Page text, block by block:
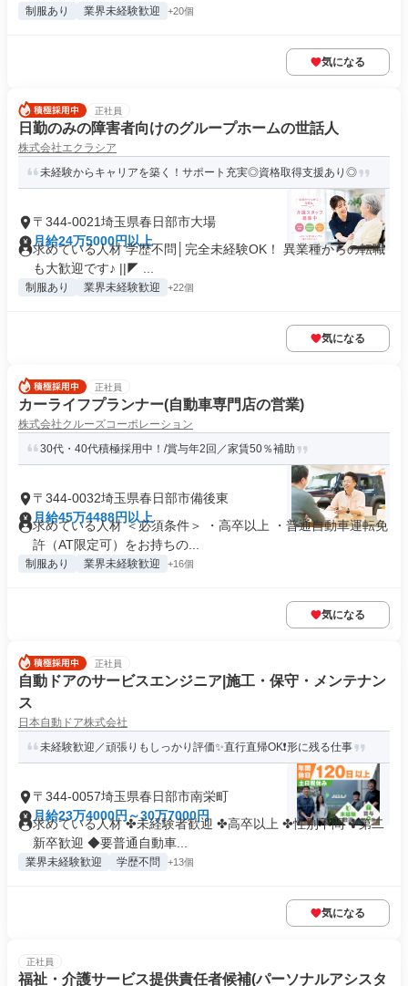
制服あり 業界未経験歓迎 +20個
気になる
正社員
日勤のみの障害者向けのグループホームの世話人
株式会社エクラシア
未経験からキャリアを築く！サポート充実◎資格取得支援あり◎
〒344-0021埼玉県春日部市大場
月給24万5000円以上
求めている人材 学歴不問│完全未経験OK！ 異業種からの転職
も大歓迎です♪ ||◤ ...
制服あり 業界未経験歓迎 +22個
気になる
正社員
カーライフプランナー(自動車専門店の営業)
株式会社クルーズコーポレーション
30代・40代積極採用中！/賞与年2回／家賃50％補助
〒344-0032埼玉県春日部市備後東
月給45万4488円以上
求めている人材 ＜必須条件＞ ・高卒以上 ・普通自動車運転免
許（AT限定可）をお持ちの...
制服あり 業界未経験歓迎 +16個
気になる
正社員
自動ドアのサービスエンジニア|施工・保守・メンテナン
ス
日本自動ドア株式会社
未経験歓迎／頑張りもしっかり評価✨直行直帰OK❗形に残る仕事
〒344-0057埼玉県春日部市南栄町
月給23万4000円～30万7000円
求めている人材 ✤未経験者歓迎 ✤高卒以上 ✤性別不問 ✤第二
新卒歓迎 ◆要普通自動車...
業界未経験歓迎 学歴不問 +13個
気になる
正社員
福祉・介護サービス提供責任者候補(パーソナルアシスタ